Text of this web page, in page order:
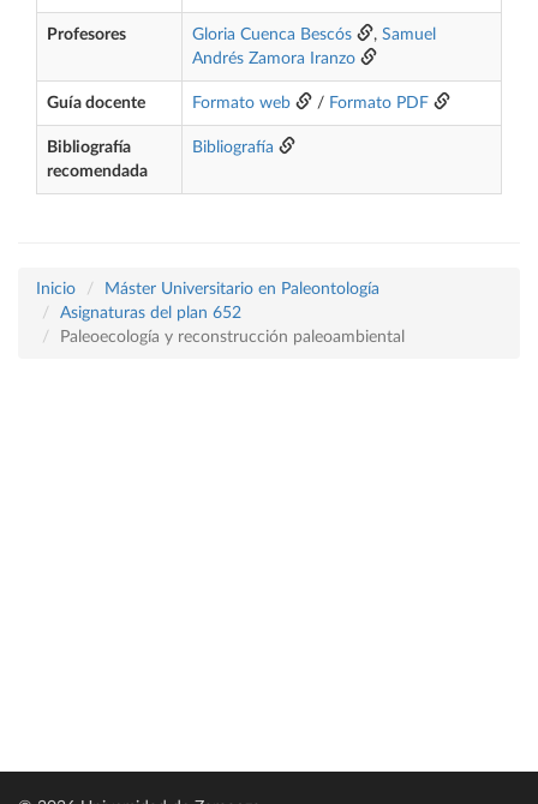
Profesores Gloria Cuenca Bescós , Samuel
Andrés Zamora Iranzo
Guía docente Formato web / Formato PDF
Bibliografía
recomendada
Bibliografía
Inicio
Máster Universitario en Paleontología
Asignaturas del plan 652
Paleoecología y reconstrucción paleoambiental